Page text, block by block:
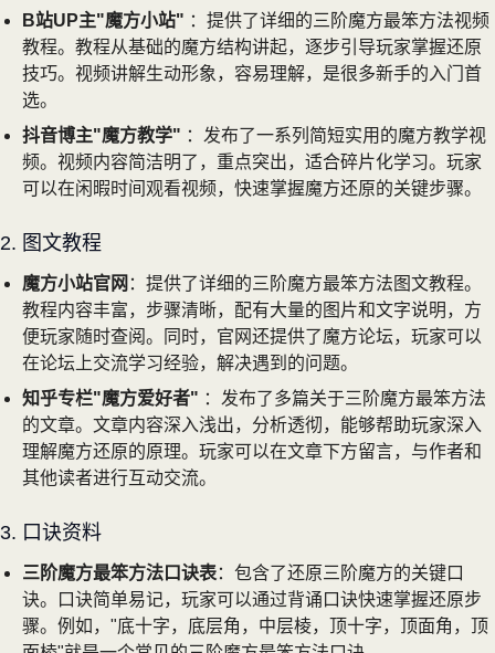
B站UP主"魔方小站" ：提供了详细的三阶魔方最笨方法视频
教程。教程从基础的魔方结构讲起，逐步引导玩家掌握还原
技巧。视频讲解生动形象，容易理解，是很多新手的入门首
选。
抖音博主"魔方教学" ：发布了一系列简短实用的魔方教学视
频。视频内容简洁明了，重点突出，适合碎片化学习。玩家
可以在闲暇时间观看视频，快速掌握魔方还原的关键步骤。
2. 图文教程
魔方小站官网 ：提供了详细的三阶魔方最笨方法图文教程。
教程内容丰富，步骤清晰，配有大量的图片和文字说明，方
便玩家随时查阅。同时，官网还提供了魔方论坛，玩家可以
在论坛上交流学习经验，解决遇到的问题。
知乎专栏"魔方爱好者" ：发布了多篇关于三阶魔方最笨方法
的文章。文章内容深入浅出，分析透彻，能够帮助玩家深入
理解魔方还原的原理。玩家可以在文章下方留言，与作者和
其他读者进行互动交流。
3. 口诀资料
三阶魔方最笨方法口诀表：包含了还原三阶魔方的关键口
诀。口诀简单易记，玩家可以通过背诵口诀快速掌握还原步
骤。例如，"底十字，底层角，中层棱，顶十字，顶面角，顶